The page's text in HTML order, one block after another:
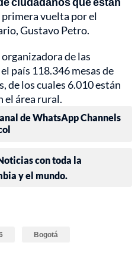
primera vuelta por el
Gustavo Petro.
de las
país 118.346 mesas de
de los cuales 6.010 están
el área rural.
de WhatsApp Channels
con toda la
y el mundo.
Bogotá